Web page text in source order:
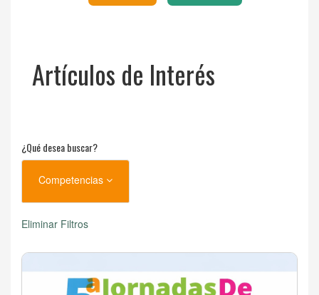
Artículos de Interés
¿Qué desea buscar?
Competencias
Eliminar Filtros